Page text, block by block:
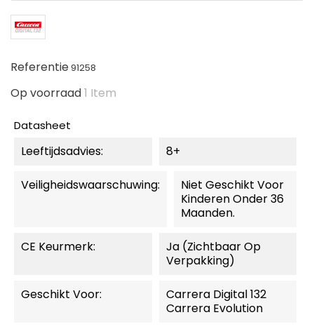
Referentie91258
Op voorraad1 Item
Datasheet
Leeftijdsadvies: 8+
Veiligheidswaarschuwing:
Niet Geschikt Voor
Kinderen Onder 36
Maanden.
CE Keurmerk:
Ja (zichtbaar Op
Verpakking)
Geschikt Voor:
Carrera Digital 132
Carrera Evolution